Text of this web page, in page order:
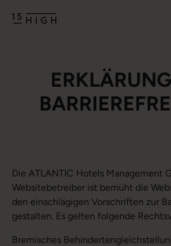
Die ATLANTIC Hotels Management
Websitebetreiber ist bemüht die
den einschlägigen Vorschriften zur
gestalten. Es gelten folgende
Bremisches